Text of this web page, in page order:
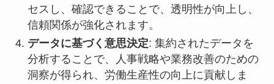
セスし、確認できることで、透明性が向上し、
信頼関係が強化されます。
データに基づく意思決定: 集約されたデータを
分析することで、人事戦略や業務改善のための
洞察が得られ、労働生産性の向上に貢献しま